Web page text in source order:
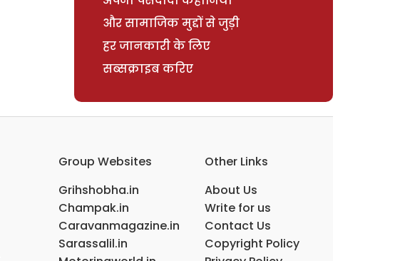
और सामाजिक मुद्दों से जुड़ी
हर जानकारी के लिए
सब्सक्राइब करिए
Group Websites
Grihshobha.in
Champak.in
Caravanmagazine.in
Sarassalil.in
Other Links
About Us
Write for us
Contact Us
Copyright Policy